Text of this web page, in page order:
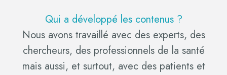
Qui a développé les contenus ?
Nous avons travaillé avec des experts, des
chercheurs, des professionnels de la santé
mais aussi, et surtout, avec des patients et